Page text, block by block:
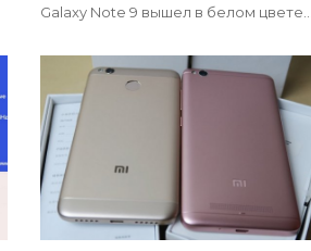
Galaxy Note 9 вышел в белом цвете.
на тайваньском рынке. Дождались
После...[/h]